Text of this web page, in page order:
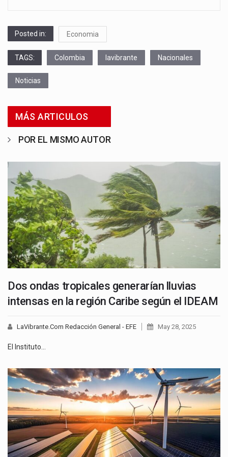
Posted in: Economia
TAGS: Colombia lavibrante Nacionales
Noticias
MÁS ARTICULOS
POR EL MISMO AUTOR
Dos ondas tropicales generarían lluvias
intensas en la región Caribe según el IDEAM
LaVibrante.Com Redacción General - EFE May 28, 2025
El Instituto…